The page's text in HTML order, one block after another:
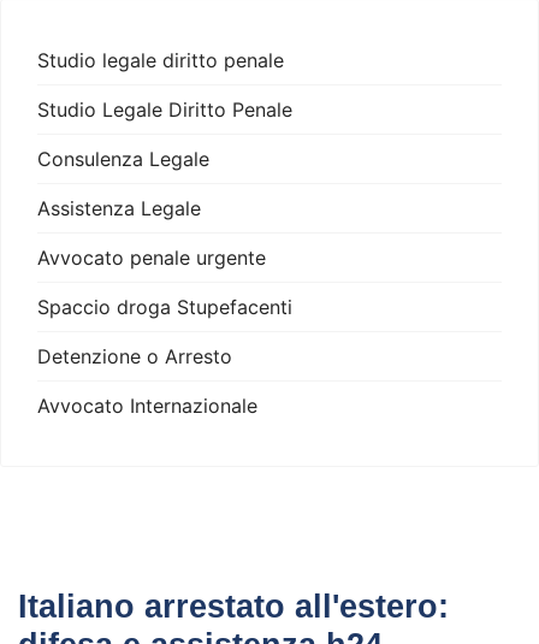
Studio legale diritto penale
Studio Legale Diritto Penale
Consulenza Legale
Assistenza Legale
Avvocato penale urgente
Spaccio droga Stupefacenti
Detenzione o Arresto
Avvocato Internazionale
Italiano arrestato all'estero: